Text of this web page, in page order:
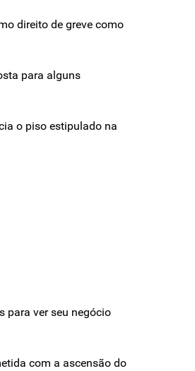
direito de greve como
para alguns
o piso estipulado na
para ver seu negócio
com a ascensão do